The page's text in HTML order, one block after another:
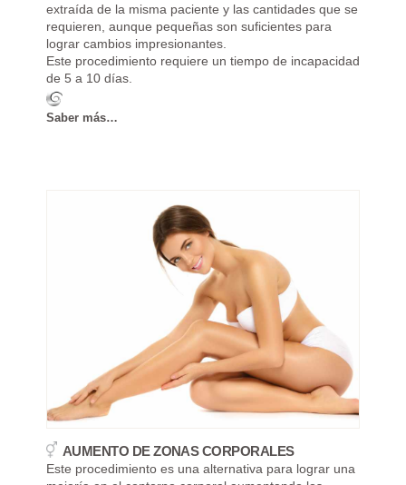
extraída de la misma paciente y las cantidades que se
requieren, aunque pequeñas son suficientes para
lograr cambios impresionantes.
Este procedimiento requiere un tiempo de incapacidad
de 5 a 10 días.
Saber más…
AUMENTO DE ZONAS CORPORALES
Este procedimiento es una alternativa para lograr una